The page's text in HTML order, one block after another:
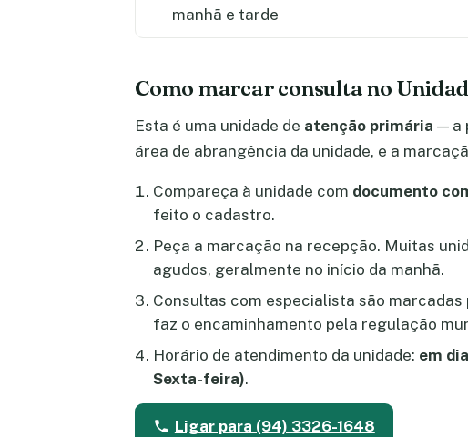
manhã e tarde
Como marcar consulta no
Esta é uma unidade de atenção primária — a
área de abrangência da unidade, e a
Compareça à unidade com documento
feito o cadastro.
Peça a marcação na recepção. Muitas
agudos, geralmente no início da manhã.
Consultas com especialista são marcadas
faz o encaminhamento pela regulação
Horário de atendimento da unidade: em
Sexta-feira).
Ligar para (94) 3326-1648